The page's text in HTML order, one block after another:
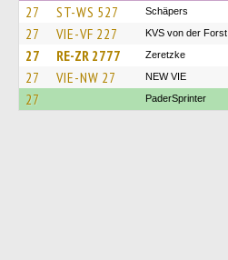
27 ST-WS 527 Schäpers
27 VIE-VF 227 KVS von der Forst
27 RE-ZR 2777 Zeretzke
27 VIE-NW 27 NEW VIE
27 PaderSprinter